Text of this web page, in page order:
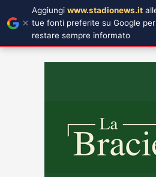
Aggiungi www.stadionews.it
tue fonti preferite su Google per
restare sempre informato